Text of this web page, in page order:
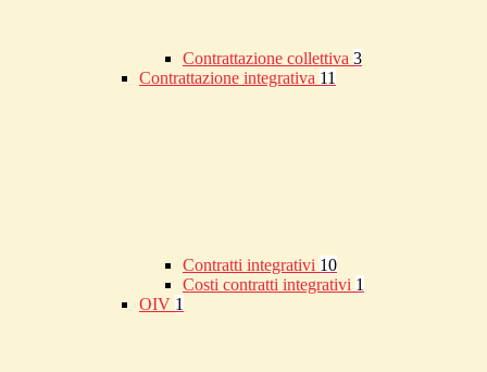
Contrattazione collettiva 3
Contrattazione integrativa 11
Contratti integrativi 10
Costi contratti integrativi 1
OIV 1